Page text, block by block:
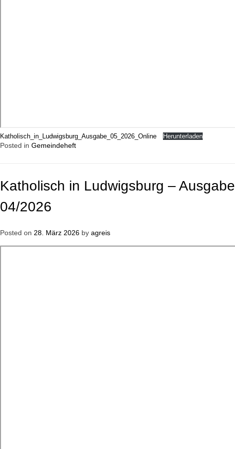
Katholisch_in_Ludwigsburg_Ausgabe_05_2026_Online
Herunterladen
Posted in Gemeindeheft
Katholisch in Ludwigsburg – Ausgabe
04/2026
Posted on 28. März 2026by agreis